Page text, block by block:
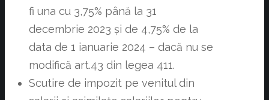
fi una cu 3,75% până la 31
decembrie 2023 și de 4,75% de la
data de 1 ianuarie 2024 – dacă nu se
modifică art.43 din legea 411.
Scutire de impozit pe venitul din